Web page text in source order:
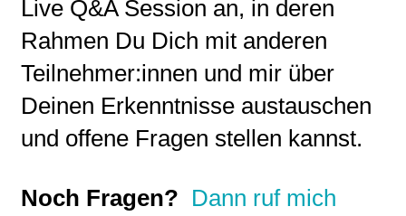
Live Q&A Session an, in deren
Rahmen Du Dich mit anderen
Teilnehmer:innen und mir über
Deinen Erkenntnisse austauschen
und offene Fragen stellen kannst.
Noch Fragen? Dann ruf mich